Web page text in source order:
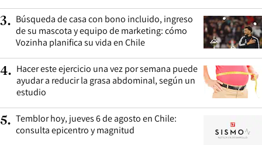
3. Búsqueda de casa con bono incluido, ingreso
de su mascota y equipo de marketing: cómo
Vozinha planifica su vida en Chile
4. Hacer este ejercicio una vez por semana puede
ayudar a reducir la grasa abdominal, según un
estudio
5. Temblor hoy, jueves 6 de agosto en Chile:
consulta epicentro y magnitud